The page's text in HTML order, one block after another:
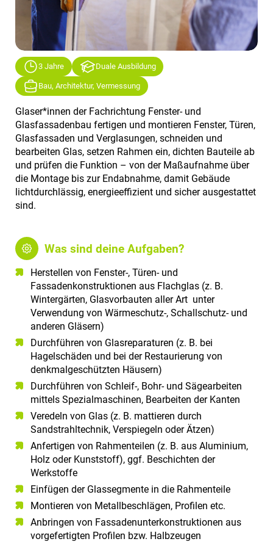
3 Jahre Duale Ausbildung
Bau, Architektur, Vermessung
Glaser*innen der Fachrichtung Fenster- und
Glasfassadenbau fertigen und montieren Fenster, Türen,
Glasfassaden und Verglasungen, schneiden und
bearbeiten Glas, setzen Rahmen ein, dichten Bauteile ab
und prüfen die Funktion – von der Maßaufnahme über
die Montage bis zur Endabnahme, damit Gebäude
lichtdurchlässig, energieeffizient und sicher ausgestattet
sind.
Was sind deine Aufgaben?
Herstellen von Fenster-, Türen- und
Fassadenkonstruktionen aus Flachglas (z. B.
Wintergärten, Glasvorbauten aller Art unter
Verwendung von Wärmeschutz-, Schallschutz- und
anderen Gläsern)
Durchführen von Glasreparaturen (z. B. bei
Hagelschäden und bei der Restaurierung von
denkmalgeschützten Häusern)
Durchführen von Schleif-, Bohr- und Sägearbeiten
mittels Spezialmaschinen, Bearbeiten der Kanten
Veredeln von Glas (z. B. mattieren durch
Sandstrahltechnik, Verspiegeln oder Ätzen)
Anfertigen von Rahmenteilen (z. B. aus Aluminium,
Holz oder Kunststoff), ggf. Beschichten der
Werkstoffe
Einfügen der Glassegmente in die Rahmenteile
Montieren von Metallbeschlägen, Profilen etc.
Anbringen von Fassadenunterkonstruktionen aus
vorgefertigten Profilen bzw. Halbzeugen